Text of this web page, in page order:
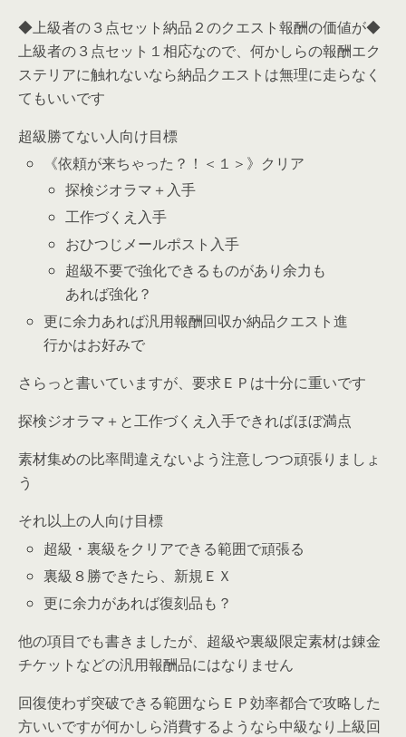
◆上級者の３点セット納品２のクエスト報酬の価値が◆
上級者の３点セット１相応なので、何かしらの報酬エク
ステリアに触れないなら納品クエストは無理に走らなく
てもいいです
超級勝てない人向け目標
《依頼が来ちゃった？！＜１＞》クリア
探検ジオラマ＋入手
工作づくえ入手
おひつじメールポスト入手
超級不要で強化できるものがあり余力も
あれば強化？
更に余力あれば汎用報酬回収か納品クエスト進
行かはお好みで
さらっと書いていますが、要求ＥＰは十分に重いです
探検ジオラマ＋と工作づくえ入手できればほぼ満点
素材集めの比率間違えないよう注意しつつ頑張りましょ
う
それ以上の人向け目標
超級・裏級をクリアできる範囲で頑張る
裏級８勝できたら、新規ＥＸ
更に余力があれば復刻品も？
他の項目でも書きましたが、超級や裏級限定素材は錬金
チケットなどの汎用報酬品にはなりません
回復使わず突破できる範囲ならＥＰ効率都合で攻略した
方いいですが何かしら消費するようなら中級なり上級回